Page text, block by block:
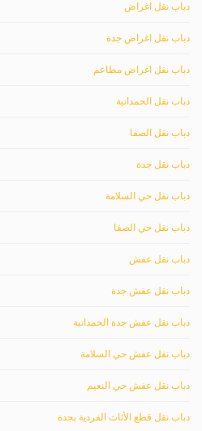
دباب نقل اغراض
دباب نقل اغراض جدة
دباب نقل اغراض مطاعم
دباب نقل الحمدانية
دباب نقل الصفا
دباب نقل جدة
دباب نقل حي السلامة
دباب نقل حي الصفا
دباب نقل عفش
دباب نقل عفش جدة
دباب نقل عفش جدة الحمدانية
دباب نقل عفش حي السلامة
دباب نقل عفش حي النعيم
دباب نقل قطع الأثاث الفردية بجدة